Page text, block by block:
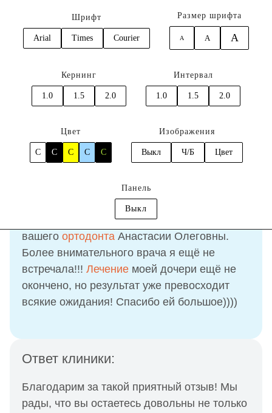
Шрифт
Arial Times Courier
Размер шрифта
A A A
Кернинг
1.0 1.5 2.0
Интервал
1.0 1.5 2.0
Цвет
C C C C C
Изображения
Выкл Ч/Б Цвет
Панель
Выкл
Главная Отзывы Немчинова Анастасия
ОтзывНемчинова Анастасия
Очень довольна работой
вашего ортодонта Анастасии Олеговны.
Более внимательного врача я ещё не
встречала!!! Лечение моей дочери ещё не
окончено, но результат уже превосходит
всякие ожидания! Спасибо ей большое))))
Ответ клиники:
Благодарим за такой приятный отзыв! Мы
рады, что вы остаетесь довольны не только